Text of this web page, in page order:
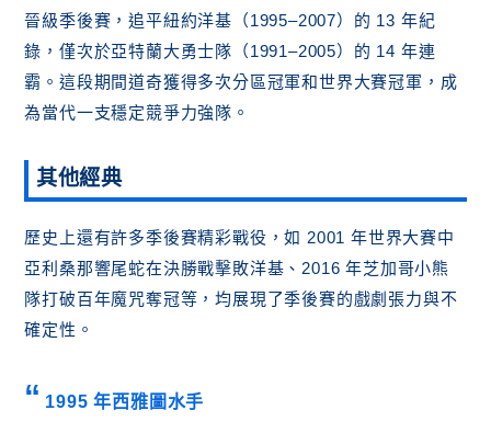
晉級季後賽，追平紐約洋基（1995–2007）的 13 年紀
錄，僅次於亞特蘭大勇士隊（1991–2005）的 14 年連
霸。這段期間道奇獲得多次分區冠軍和世界大賽冠軍，成
為當代一支穩定競爭力強隊。
其他經典
歷史上還有許多季後賽精彩戰役，如 2001 年世界大賽中
亞利桑那響尾蛇在決勝戰擊敗洋基、2016 年芝加哥小熊
隊打破百年魔咒奪冠等，均展現了季後賽的戲劇張力與不
確定性。
1995 年西雅圖水手